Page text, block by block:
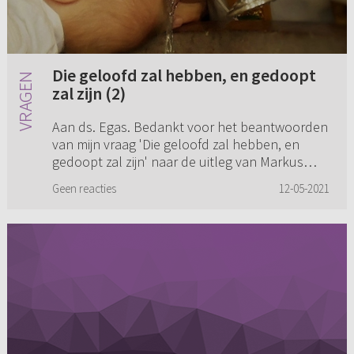
Die geloofd zal hebben, en gedoopt
zal zijn (2)
Aan ds. Egas. Bedankt voor het beantwoorden
van mijn vraag 'Die geloofd zal hebben, en
gedoopt zal zijn' naar de uitleg van Markus
kinderdoop. Mijn vraag was zek...
Geen reacties 12-05-2021